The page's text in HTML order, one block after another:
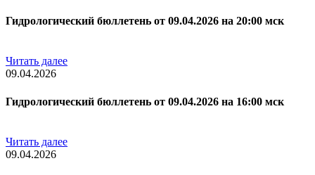
Гидрологический бюллетень от 09.04.2026 на 20:00 мск
Читать далее
09.04.2026
Гидрологический бюллетень от 09.04.2026 на 16:00 мск
Читать далее
09.04.2026